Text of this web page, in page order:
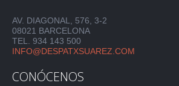
AV. DIAGONAL, 576, 3-2
08021 BARCELONA
TEL. 934 143 500
INFO@DESPATXSUAREZ.COM
CONÓCENOS